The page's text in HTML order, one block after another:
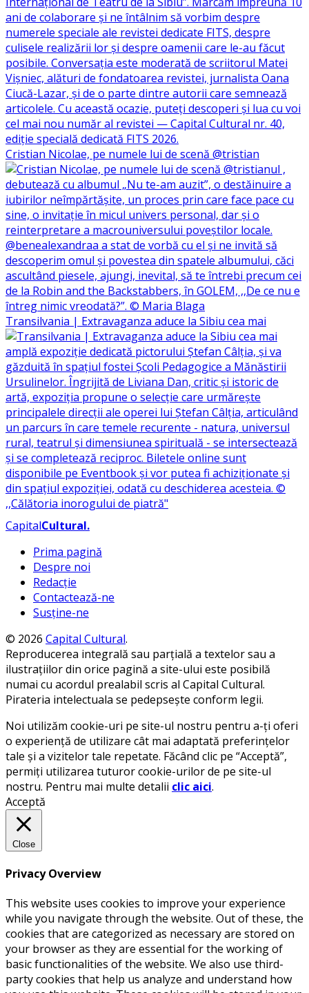
Cristian Nicolae, pe numele lui de scenă @tristian
Transilvania | Extravaganza aduce la Sibiu cea mai
CapitalCultural.
Prima pagină
Despre noi
Redacție
Contactează-ne
Susține-ne
© 2026 Capital Cultural.
Reproducerea integrală sau parțială a textelor sau a
ilustrațiilor din orice pagină a site-ului este posibilă
numai cu acordul prealabil scris al Capital Cultural.
Pirateria intelectuala se pedepsește conform legii.
Noi utilizăm cookie-uri pe site-ul nostru pentru a-ți oferi
o experiență de utilizare cât mai adaptată preferințelor
tale și a vizitelor tale repetate. Făcând clic pe “Acceptă”,
permiți utilizarea tuturor cookie-urilor de pe site-ul
nostru. Pentru mai multe detalii clic aici.
Acceptă
Close
Privacy Overview
This website uses cookies to improve your experience
while you navigate through the website. Out of these, the
cookies that are categorized as necessary are stored on
your browser as they are essential for the working of
basic functionalities of the website. We also use third-
party cookies that help us analyze and understand how